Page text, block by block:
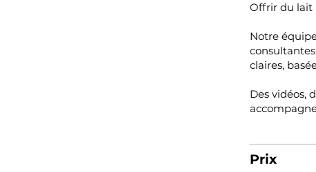
Offrir du lait
Notre
claires,
Des vidéos,
Prix